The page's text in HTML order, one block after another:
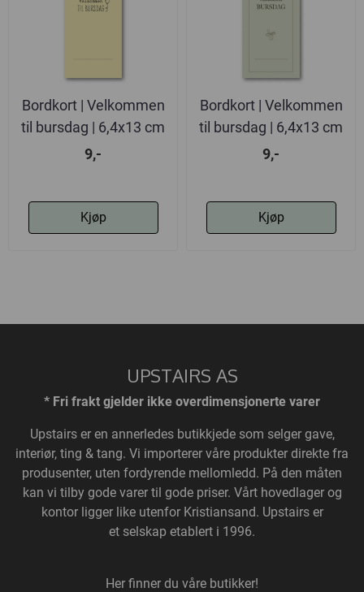
Bordkort | Velkommen
til bursdag | 6,4x13 cm
9,-
Kjøp
Bordkort | Velkommen
til bursdag | 6,4x13 cm
9,-
Kjøp
UPSTAIRS AS
* Fri frakt gjelder ikke overdimensjonerte varer
Upstairs er en annerledes butikkjede som selger gave,
interiør, ting & tang. Vi importerer våre produkter direkte fra
produsenter, uten fordyrende mellomledd. På den måten
kan vi tilby gode varer til gode priser. Vårt hovedlager og
kontor ligger like utenfor Kristiansand. Upstairs er
et selskap etablert i 1996.
Her finner du våre butikker!